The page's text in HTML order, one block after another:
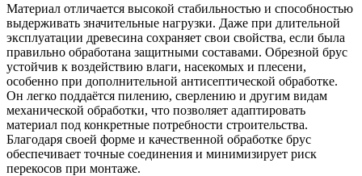
Материал отличается высокой стабильностью и способностью
выдерживать значительные нагрузки. Даже при длительной
эксплуатации древесина сохраняет свои свойства, если была
правильно обработана защитными составами. Обрезной брус
устойчив к воздействию влаги, насекомых и плесени,
особенно при дополнительной антисептической обработке.
Он легко поддаётся пилению, сверлению и другим видам
механической обработки, что позволяет адаптировать
материал под конкретные потребности строительства.
Благодаря своей форме и качественной обработке брус
обеспечивает точные соединения и минимизирует риск
перекосов при монтаже.